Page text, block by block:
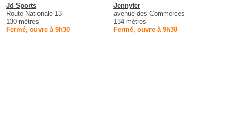
Jd Sports
Route Nationale 13
130 mètres
Fermé, ouvre à 9h30
Jennyfer
avenue des Commerces
134 mètres
Fermé, ouvre à 9h30